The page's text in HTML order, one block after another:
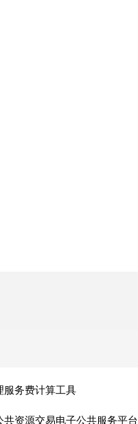
服务费计算工具
共资源交易电子公共服务平台